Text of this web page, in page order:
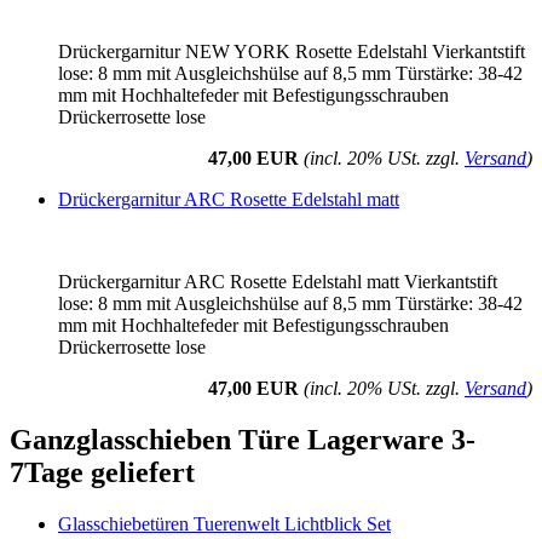
Drückergarnitur NEW YORK Rosette Edelstahl Vierkantstift
lose: 8 mm mit Ausgleichshülse auf 8,5 mm Türstärke: 38-42
mm mit Hochhaltefeder mit Befestigungsschrauben
Drückerrosette lose
47,00 EUR (incl. 20% USt. zzgl. Versand)
Drückergarnitur ARC Rosette Edelstahl matt
Drückergarnitur ARC Rosette Edelstahl matt Vierkantstift
lose: 8 mm mit Ausgleichshülse auf 8,5 mm Türstärke: 38-42
mm mit Hochhaltefeder mit Befestigungsschrauben
Drückerrosette lose
47,00 EUR (incl. 20% USt. zzgl. Versand)
Ganzglasschieben Türe Lagerware 3-
7Tage geliefert
Glasschiebetüren Tuerenwelt Lichtblick Set